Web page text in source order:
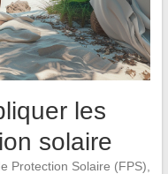
les
solaire
Protection Solaire (FPS),